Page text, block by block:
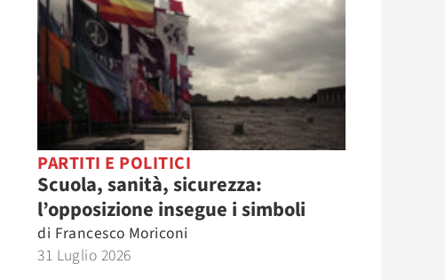
PARTITI E POLITICI
Scuola, sanità, sicurezza:
l’opposizione insegue i simboli
di Francesco Moriconi
31 Luglio 2026